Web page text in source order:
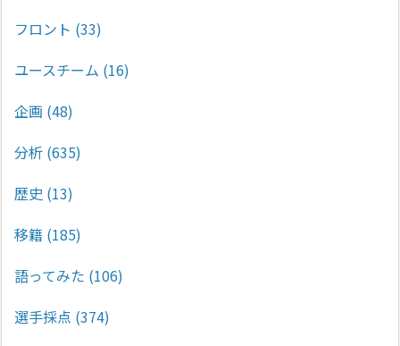
フロント (33)
ユースチーム (16)
企画 (48)
分析 (635)
歴史 (13)
移籍 (185)
語ってみた (106)
選手採点 (374)